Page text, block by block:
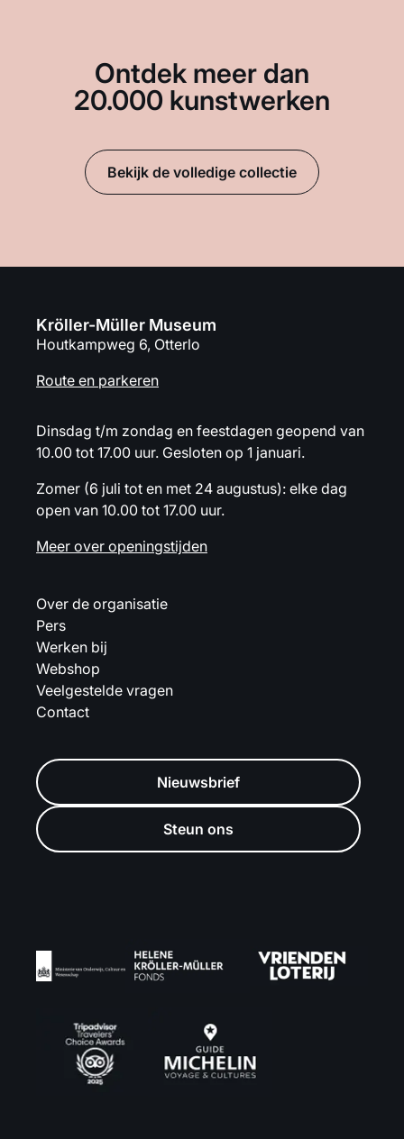
Ontdek meer dan
20.000 kunstwerken
Bekijk de volledige collectie
Kröller-Müller Museum
Houtkampweg 6, Otterlo
Route en parkeren
Dinsdag t/m zondag en feestdagen geopend van
10.00 tot 17.00 uur. Gesloten op 1 januari.
Zomer (6 juli tot en met 24 augustus): elke dag
open van 10.00 tot 17.00 uur.
Meer over openingstijden
Over de organisatie
Pers
Werken bij
Webshop
Veelgestelde vragen
Contact
Nieuwsbrief
Steun ons